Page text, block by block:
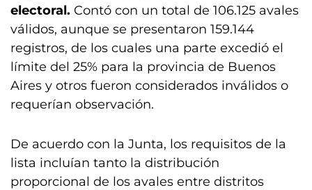
electoral. Contó con un total de 106.125 avales
válidos, aunque se presentaron 159.144
registros, de los cuales una parte excedió el
límite del 25% para la provincia de Buenos
Aires y otros fueron considerados inválidos o
requerían observación.
De acuerdo con la Junta, los requisitos de la
lista incluían tanto la distribución
proporcional de los avales entre distritos